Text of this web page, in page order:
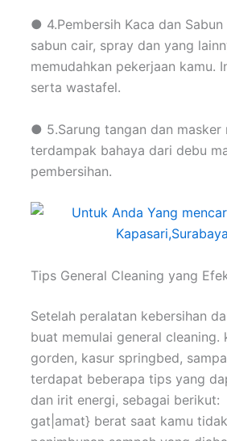
● 4.Pembersih Kaca dan
sabun cair, spray dan yang
memudahkan pekerjaan kamu.
serta wastafel.
● 5.Sarung tangan dan
terdampak bahaya dari debu
pembersihan.
Tips General Cleaning yang
Setelah peralatan kebersihan
buat memulai general
gorden, kasur springbed,
terdapat beberapa tips yang
dan irit energi, sebagai berikut:
gat|amat} berat saat kamu